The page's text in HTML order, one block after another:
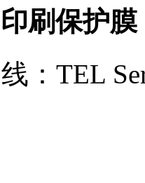
刷保护膜
： TEL